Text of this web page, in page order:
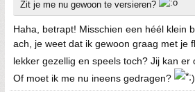
Zit je me nu gewoon te versieren?
Haha, betrapt! Misschien een héél klein
ach, je weet dat ik gewoon graag met je
lekker gezellig en speels toch? Jij kan er
Of moet ik me nu ineens gedragen?